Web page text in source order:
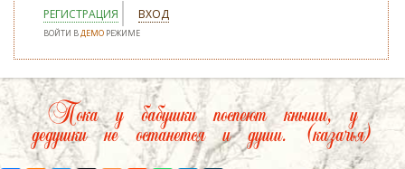
РЕГИСТРАЦИЯ ВХОД
ВОЙТИ ВДЕМО РЕЖИМЕ
Пока у бабушки поспеют кныши, у
дедушки не останется и души. (казачья)